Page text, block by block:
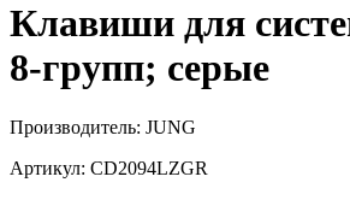
Клавиши для
8-групп; серые
Производитель: JUNG
Артикул: CD2094LZGR